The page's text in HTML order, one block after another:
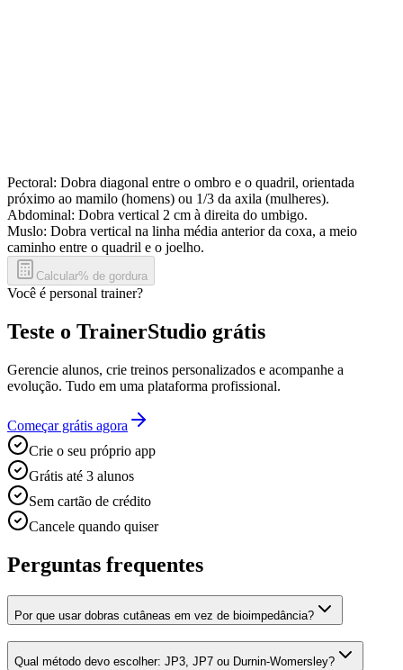
Pectoral: Dobra diagonal entre o ombro e o quadril, orientada
próximo ao mamilo (homens) ou 1/3 da axila (mulheres).
Abdominal: Dobra vertical 2 cm à direita do umbigo.
Muslo: Dobra vertical na linha média anterior da coxa, a meio
caminho entre o quadril e o joelho.
Calcular% de gordura
Você é personal trainer?
Teste o TrainerStudio grátis
Gerencie alunos, crie treinos personalizados e acompanhe a
evolução. Tudo em uma plataforma profissional.
Começar grátis agora
Crie o seu próprio app
Grátis até 3 alunos
Sem cartão de crédito
Cancele quando quiser
Perguntas frequentes
Por que usar dobras cutâneas em vez de bioimpedância?
Qual método devo escolher: JP3, JP7 ou Durnin-Womersley?